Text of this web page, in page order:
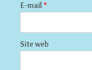
E-mail *
Site web